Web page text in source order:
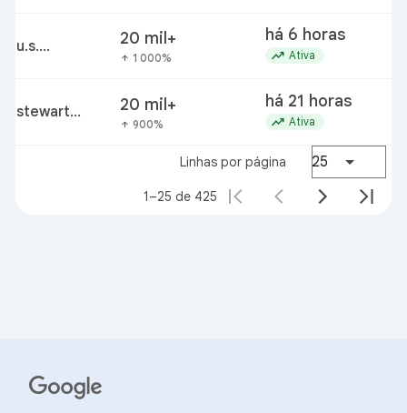
u.s.
security
20 mil+
arrow_upward 1 000%
há 6 horas
trending_up Ativa
stewart
20 mil+
arrow_upward 900%
há 21 horas
trending_up Ativa
Linhas por página 25
1–25 de 425